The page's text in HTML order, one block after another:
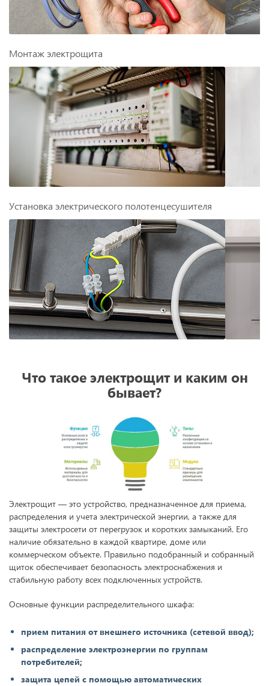
Монтаж электрощита
Установка электрического полотенцесушителя
Что такое электрощит и каким он
бывает?
Электрощит — это устройство, предназначенное для приема,
распределения и учета электрической энергии, а также для
защиты электросети от перегрузок и коротких замыканий. Его
наличие обязательно в каждой квартире, доме или
коммерческом объекте. Правильно подобранный и собранный
щиток обеспечивает безопасность электроснабжения и
стабильную работу всех подключенных устройств.
Основные функции распределительного шкафа:
прием питания от внешнего источника (сетевой ввод);
распределение электроэнергии по группам
потребителей;
защита цепей с помощью автоматических